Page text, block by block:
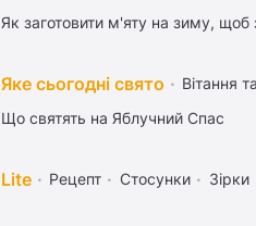
Як заготовити м'яту на зиму, щоб
Яке сьогодні свято Вітання
Що святять на Яблучний Спас
Lite Рецепт Стосунки Зірки